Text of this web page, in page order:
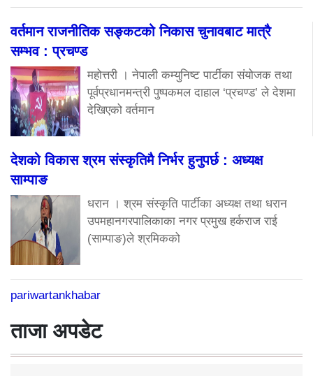
वर्तमान राजनीतिक सङ्कटको निकास चुनावबाट मात्रै
सम्भव : प्रचण्ड
महोत्तरी । नेपाली कम्युनिष्ट पार्टीका संयोजक तथा
पूर्वप्रधानमन्त्री पुष्पकमल दाहाल ‘प्रचण्ड’ ले देशमा
देखिएको वर्तमान
देशको विकास श्रम संस्कृतिमै निर्भर हुनुपर्छ : अध्यक्ष
साम्पाङ
धरान । श्रम संस्कृति पार्टीका अध्यक्ष तथा धरान
उपमहानगरपालिकाका नगर प्रमुख हर्कराज राई
(साम्पाङ)ले श्रमिकको
pariwartankhabar
ताजा अपडेट